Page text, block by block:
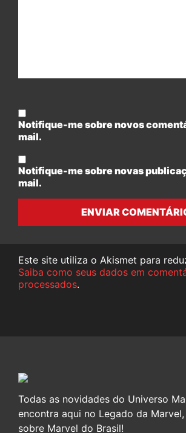
Notifique-me sobre novos
mail.
Notifique-me sobre novas
mail.
ENVIAR
Este site utiliza o Akismet para
Saiba como seus dados em
processados.
Todas as novidades do Universo
encontra aqui no Legado da
sobre Marvel do Brasil!